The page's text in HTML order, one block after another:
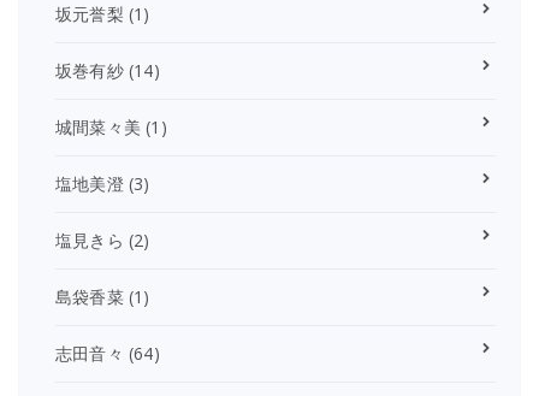
坂元誉梨 (1)
坂巻有紗(14)
城間菜々美 (1)
塩地美澄(3)
塩見きら (2)
島袋香菜(1)
志田音々 (64)